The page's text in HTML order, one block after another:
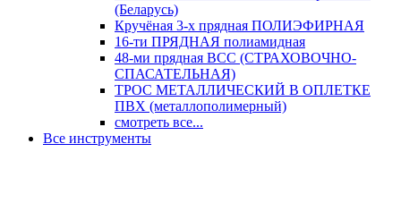
(Беларусь)
Кручёная 3-х прядная ПОЛИЭФИРНАЯ
16-ти ПРЯДНАЯ полиамидная
48-ми прядная ВСС (СТРАХОВОЧНО-
СПАСАТЕЛЬНАЯ)
ТРОС МЕТАЛЛИЧЕСКИЙ В ОПЛЕТКЕ
ПВХ (металлополимерный)
смотреть все...
Все инструменты